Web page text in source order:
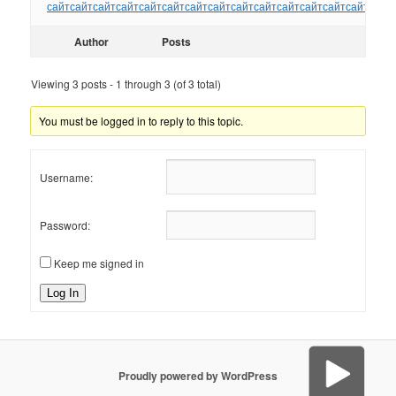
сайтсайтсайтсайтсайтсайтсайтсайтсайтсайтсайтсайтсайтсайт
Author Posts
Viewing 3 posts - 1 through 3 (of 3 total)
You must be logged in to reply to this topic.
Username:
Password:
Keep me signed in
Log In
Proudly powered by WordPress